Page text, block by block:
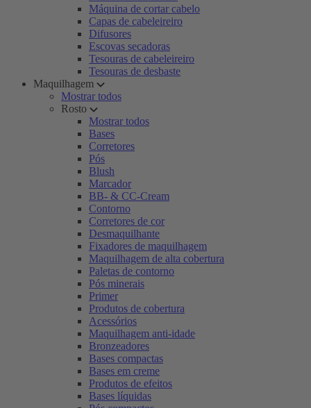
Máquina de cortar cabelo
Capas de cabeleireiro
Difusores
Escovas secadoras
Tesouras de cabeleireiro
Tesouras de desbaste
Maquilhagem
Mostrar todos
Rosto
Mostrar todos
Bases
Corretores
Pós
Blush
Marcador
BB- & CC-Cream
Contorno
Corretores de cor
Desmaquilhante
Fixadores de maquilhagem
Maquilhagem de alta cobertura
Paletas de contorno
Pós minerais
Primer
Produtos de cobertura
Acessórios
Maquilhagem anti-idade
Bronzeadores
Bases compactas
Bases em creme
Produtos de efeitos
Bases líquidas